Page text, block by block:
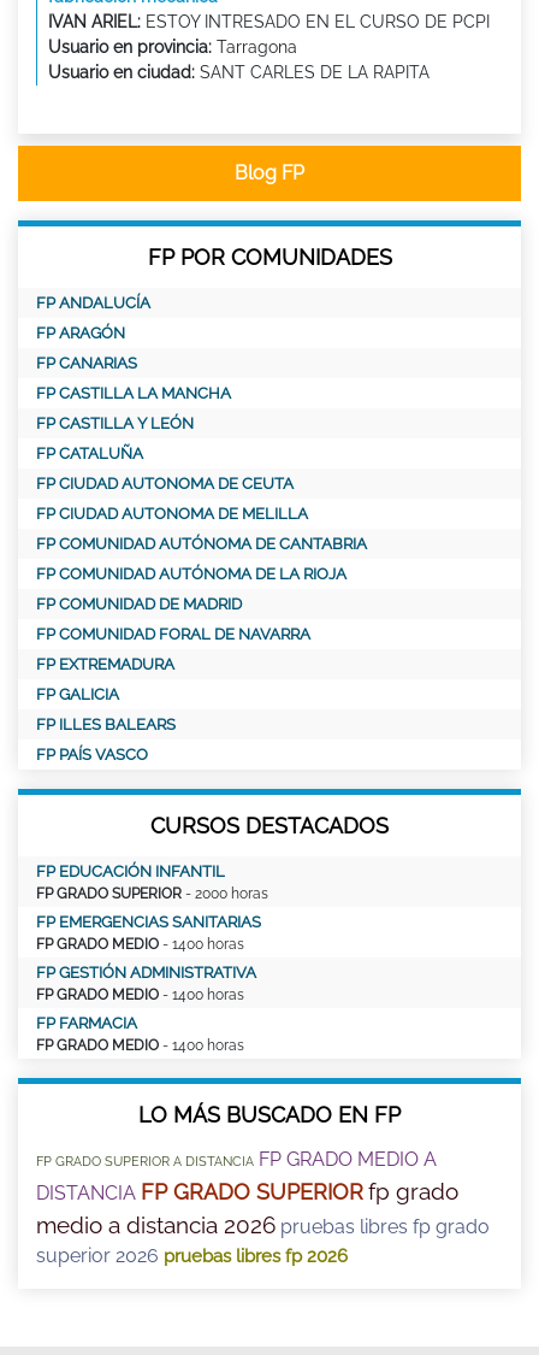
IVAN ARIEL: ESTOY INTRESADO EN EL CURSO DE PCPI
Usuario en provincia: Tarragona
Usuario en ciudad: SANT CARLES DE LA RAPITA
Blog FP
FP POR COMUNIDADES
FP ANDALUCÍA
FP ARAGÓN
FP CANARIAS
FP CASTILLA LA MANCHA
FP CASTILLA Y LEÓN
FP CATALUÑA
FP CIUDAD AUTONOMA DE CEUTA
FP CIUDAD AUTONOMA DE MELILLA
FP COMUNIDAD AUTÓNOMA DE CANTABRIA
FP COMUNIDAD AUTÓNOMA DE LA RIOJA
FP COMUNIDAD DE MADRID
FP COMUNIDAD FORAL DE NAVARRA
FP EXTREMADURA
FP GALICIA
FP ILLES BALEARS
FP PAÍS VASCO
CURSOS DESTACADOS
FP EDUCACIÓN INFANTIL
FP GRADO SUPERIOR - 2000 horas
FP EMERGENCIAS SANITARIAS
FP GRADO MEDIO - 1400 horas
FP GESTIÓN ADMINISTRATIVA
FP GRADO MEDIO - 1400 horas
FP FARMACIA
FP GRADO MEDIO - 1400 horas
LO MÁS BUSCADO EN FP
FP GRADO SUPERIOR A DISTANCIA FP GRADO MEDIO A
DISTANCIA FP GRADO SUPERIORfp grado
medio a distancia 2026 pruebas libres fp grado
superior 2026 pruebas libres fp 2026